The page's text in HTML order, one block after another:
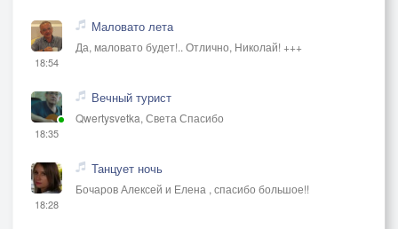
18:54
Маловато лета
Да, маловато будет!.. Отлично, Николай! +++
18:35
Вечный турист
Qwertysvetka, Света Спасибо
18:28
Танцует ночь
Бочаров Алексей и Елена , спасибо большое!!